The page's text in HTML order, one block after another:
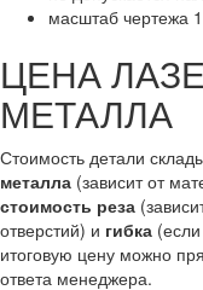
масштаб чертежа
ЦЕНА
МЕТАЛЛА
Стоимость детали
металла (зависит от
стоимость реза
отверстий) и гибка
итоговую цену можно
ответа менеджера.